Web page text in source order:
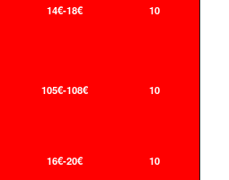
14€-18€ 10
105€-108€ 10
16€-20€ 10